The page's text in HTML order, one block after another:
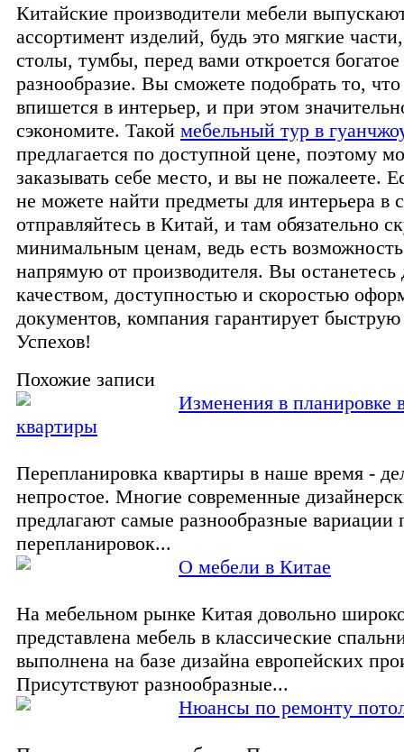
Китайские производители мебели
ассортимент изделий, будь это мягкие
столы, тумбы, перед вами откроется богатое
разнообразие. Вы сможете подобрать то,
впишется в интерьер, и при этом
сэкономите. Такой мебельный тур в
предлагается по доступной цене, поэтому
заказывать себе место, и вы не пожалеете.
не можете найти предметы для интерьера в
отправляйтесь в Китай, и там обязательно
минимальным ценам, ведь есть возможность
напрямую от производителя. Вы останетесь
качеством, доступностью и скоростью
документов, компания гарантирует быструю
Успехов!
Похожие записи
Изменения в планировке
квартиры
Перепланировка квартиры в наше время -
непростое. Многие современные
предлагают самые разнообразные вариации
перепланировок...
О мебели в Китае
На мебельном рынке Китая довольно
представлена мебель в классические
выполнена на базе дизайна европейских
Присутствуют разнообразные...
Нюансы по ремонту